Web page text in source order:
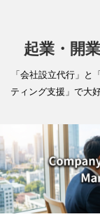
起業・開
「会社設立代行」と
ティング支援」で大